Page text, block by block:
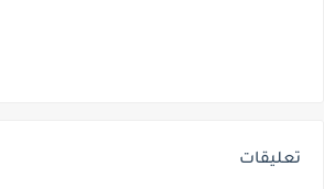
تعليقات